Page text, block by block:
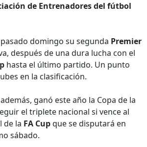
de Entrenadores del fútbol
domingo su segunda Premier
después de una dura lucha con el
hasta el último partido. Un punto
en la clasificación.
ganó este año la Copa de la
el triplete nacional si vence al
de la FA Cupque se disputará en
sábado.